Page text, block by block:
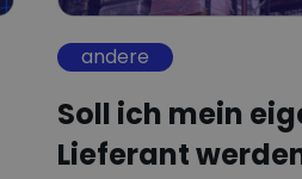
andere
Soll ich mein
Lieferant